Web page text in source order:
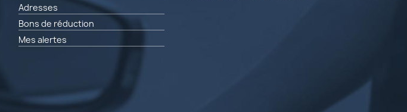
Adresses
Bons de réduction
Mes alertes